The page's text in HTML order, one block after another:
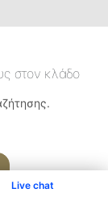
Live chat
στον κλάδο